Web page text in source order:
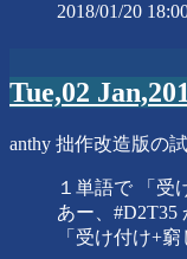
2018/01/20
Tue,02
anthy 拙作改造版の
１単語で 「受
あー、
「受け付け+